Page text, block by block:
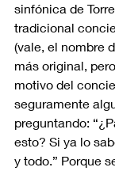
sinfónica de
tradicional
(vale, el nombre
más original,
motivo del
seguramente
preguntando:
esto? Si ya lo
y todo.” Porque